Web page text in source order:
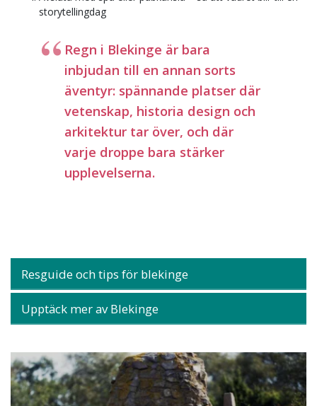
storytellingdag
Regn i Blekinge är bara
inbjudan till en annan sorts
äventyr: spännande platser där
vetenskap, historia design och
arkitektur tar över, och där
varje droppe bara stärker
upplevelserna.
Resguide och tips för blekinge
Upptäck mer av Blekinge